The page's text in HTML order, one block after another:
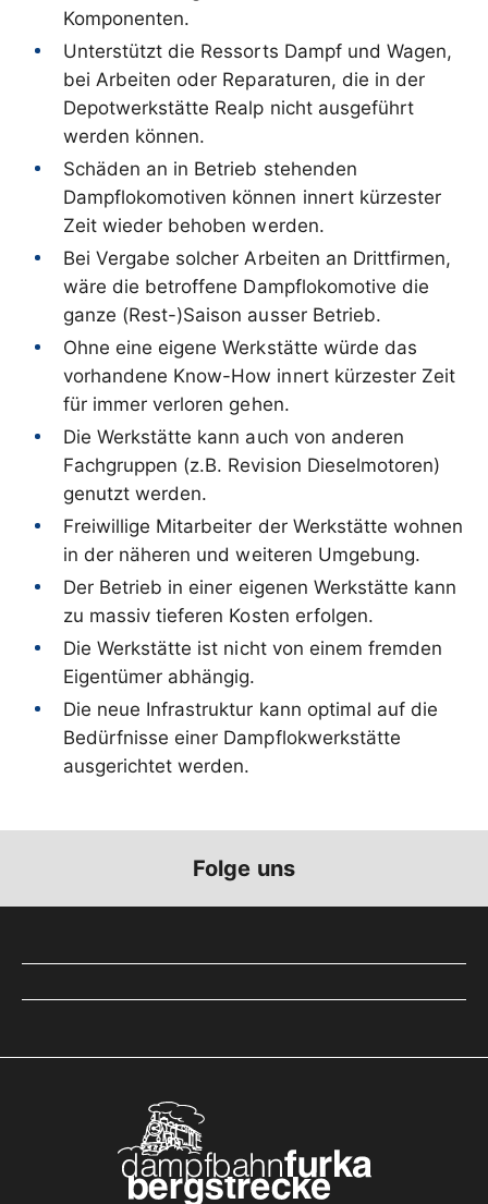
Komponenten.
Unterstützt die Ressorts Dampf und Wagen,
bei Arbeiten oder Reparaturen, die in der
Depotwerkstätte Realp nicht ausgeführt
werden können.
Schäden an in Betrieb stehenden
Dampflokomotiven können innert kürzester
Zeit wieder behoben werden.
Bei Vergabe solcher Arbeiten an Drittfirmen,
wäre die betroffene Dampflokomotive die
ganze (Rest-)Saison ausser Betrieb.
Ohne eine eigene Werkstätte würde das
vorhandene Know-How innert kürzester Zeit
für immer verloren gehen.
Die Werkstätte kann auch von anderen
Fachgruppen (z.B. Revision Dieselmotoren)
genutzt werden.
Freiwillige Mitarbeiter der Werkstätte wohnen
in der näheren und weiteren Umgebung.
Der Betrieb in einer eigenen Werkstätte kann
zu massiv tieferen Kosten erfolgen.
Die Werkstätte ist nicht von einem fremden
Eigentümer abhängig.
Die neue Infrastruktur kann optimal auf die
Bedürfnisse einer Dampflokwerkstätte
ausgerichtet werden.
Folge uns